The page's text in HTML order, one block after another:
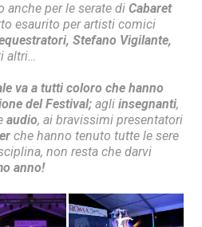
anche per le serate di Cabaret
esaurito per artisti comici
Stefano Vigilante,
altri…
va a tutti coloro che hanno
del Festival; agli insegnanti,
audio, ai bravissimi presentatori
che hanno tenuto tutte le sere
non resta che darvi
anno!